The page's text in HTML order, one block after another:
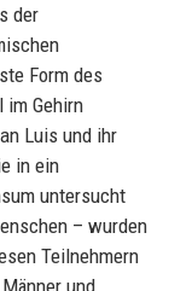
der
Form des
Gehirn
Luis und ihr
in ein
untersucht
– wurden
Teilnehmern
und